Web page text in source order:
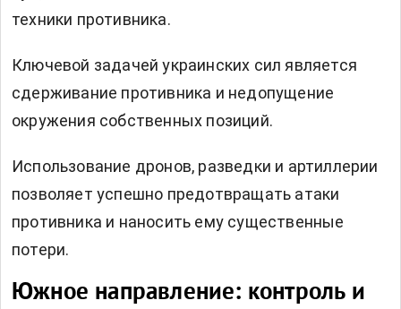
техники противника.
Ключевой задачей украинских сил является
сдерживание противника и недопущение
окружения собственных позиций.
Использование дронов, разведки и артиллерии
позволяет успешно предотвращать атаки
противника и наносить ему существенные
потери.
Южное направление: контроль и